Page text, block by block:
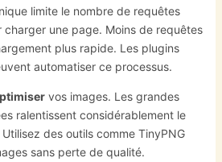
limite le nombre de requêtes
charger une page. Moins de requêtes
plus rapide. Les plugins
automatiser ce processus.
vos images. Les grandes
ralentissent considérablement le
des outils comme TinyPNG
sans perte de qualité.